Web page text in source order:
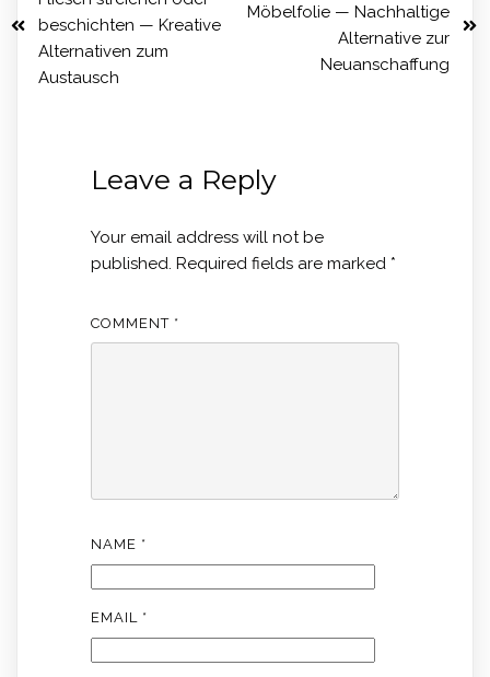
beschichten — Kreative
Alternativen zum
Austausch
Möbelfolie — Nachhaltige
Alternative zur
Neuanschaffung
Leave a Reply
Your email address will not be
published. Required fields are marked *
COMMENT *
NAME *
EMAIL *